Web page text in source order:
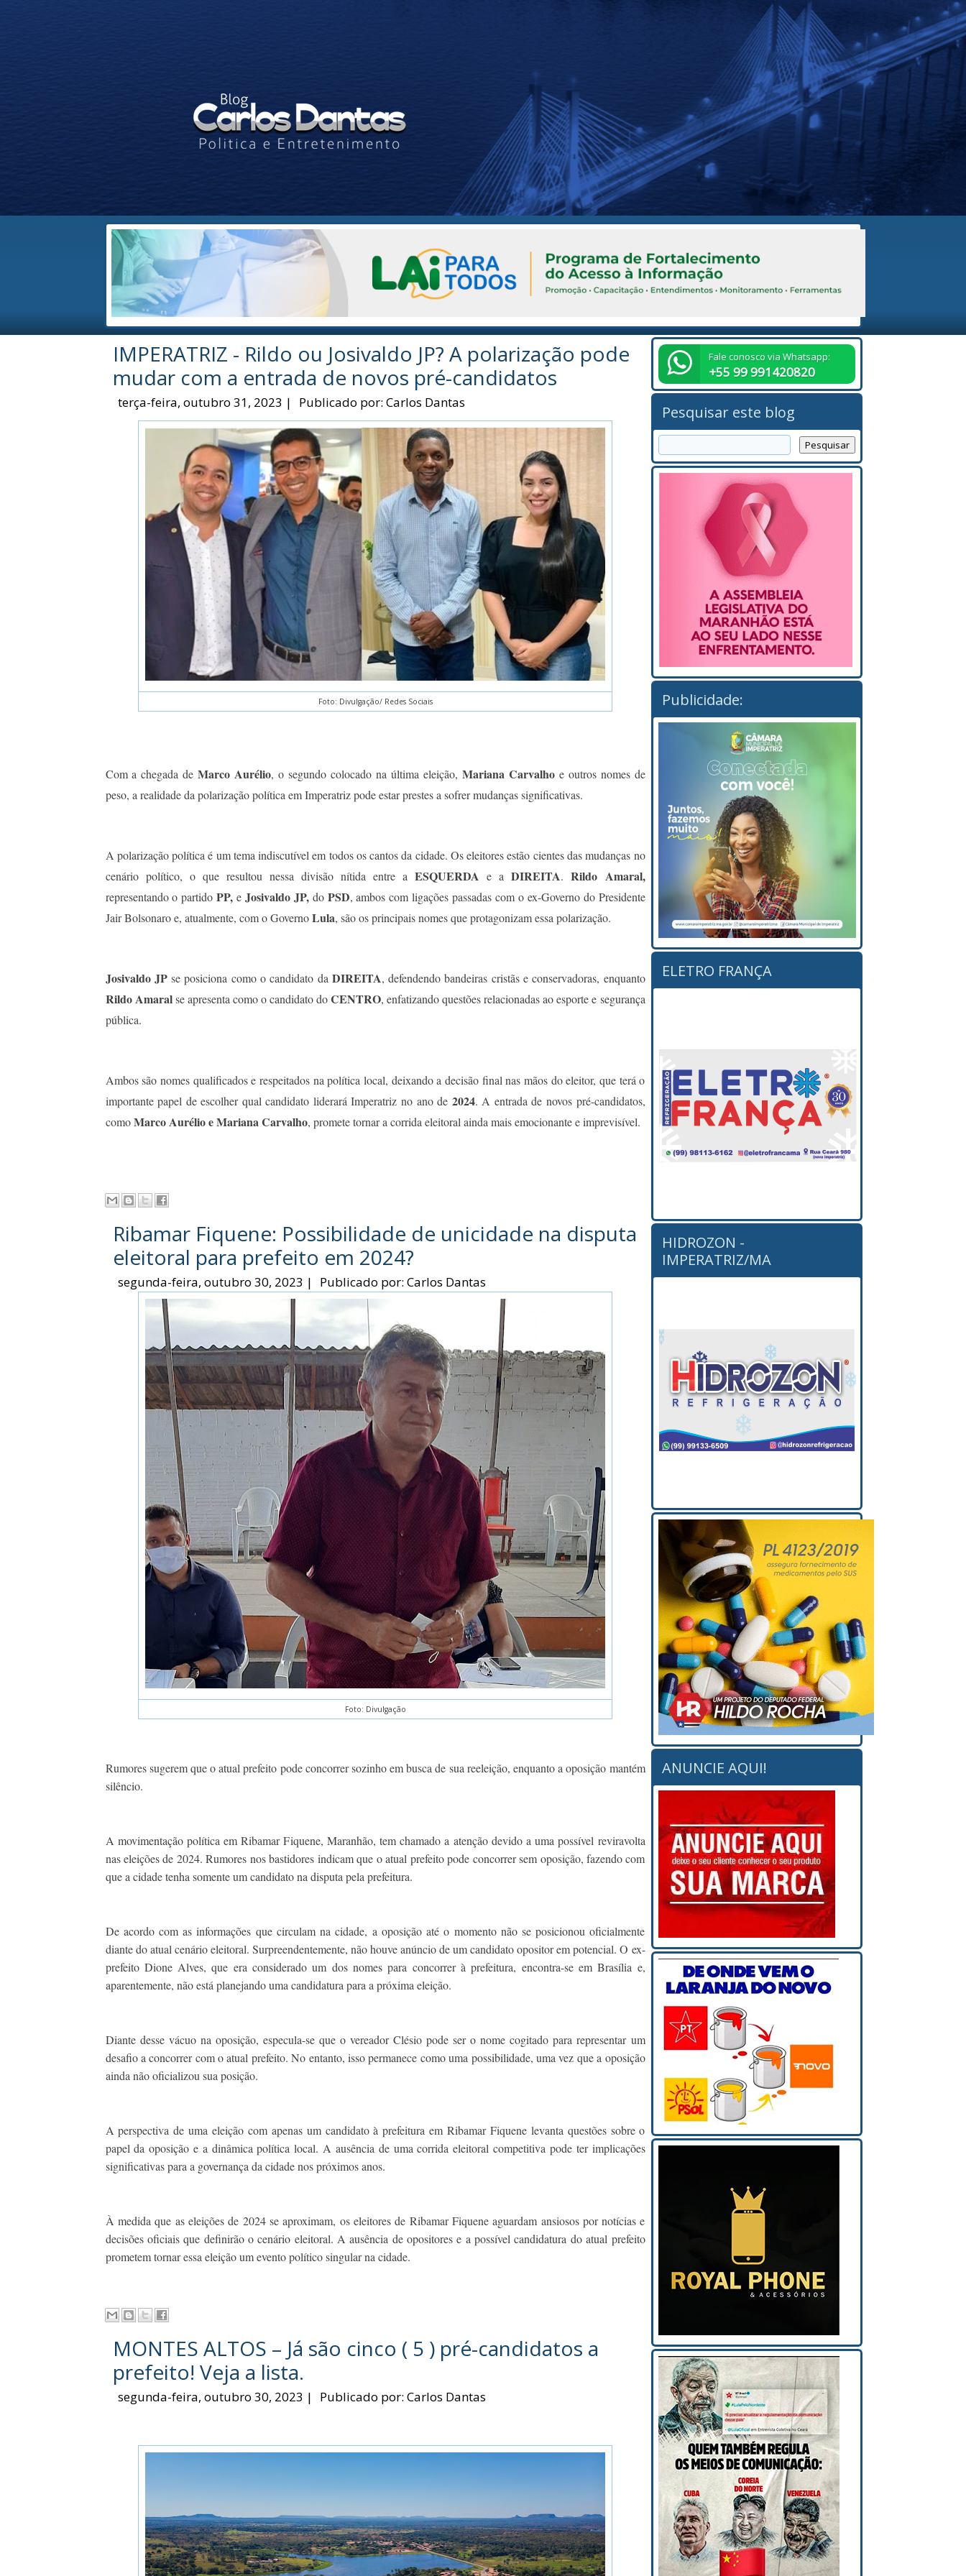
IMPERATRIZ - Rildo ou Josivaldo JP? A polarização pode
mudar com a entrada de novos pré-candidatos
terça-feira, outubro 31, 2023 | Publicado por: Carlos Dantas
Foto: Divulgação/ Redes Sociais
Com a chegada deMarco Aurélio, o segundo colocado na última eleição, Mariana Carvalhoe outros nomes de
peso, a realidade da polarização política em Imperatriz pode estar prestes a sofrer mudanças significativas.
A polarização política é um tema indiscutível em todos os cantos da cidade. Os eleitores estão cientes das mudanças no
cenário político, o que resultou nessa divisão nítida entre aESQUERDA e aDIREITA.Rildo Amaral,
representando o partidoPP,e Josivaldo JP,do PSD, ambos com ligações passadas com o ex-Governo do Presidente
Jair Bolsonaro e, atualmente, com o GovernoLula, são os principais nomes que protagonizam essa polarização.
Josivaldo JPse posiciona como o candidato da DIREITA, defendendo bandeiras cristãs e conservadoras, enquanto
Rildo Amaralse apresenta como o candidato doCENTRO, enfatizando questões relacionadas ao esporte e segurança
pública.
Ambos são nomes qualificados e respeitados na política local, deixando a decisão final nas mãos do eleitor, que terá o
importante papel de escolher qual candidato liderará Imperatriz no ano de 2024. A entrada de novos pré-candidatos,
comoMarco Aurélio e Mariana Carvalho, promete tornar a corrida eleitoral ainda mais emocionante e imprevisível.
Ribamar Fiquene: Possibilidade de unicidade na disputa
eleitoral para prefeito em 2024?
segunda-feira, outubro 30, 2023 | Publicado por: Carlos Dantas
Foto: Divulgação
Rumores sugerem que o atual prefeito pode concorrer sozinho em busca de sua reeleição, enquanto a oposição mantém
silêncio.
A movimentação política em Ribamar Fiquene, Maranhão, tem chamado a atenção devido a uma possível reviravolta
nas eleições de 2024. Rumores nos bastidores indicam que o atual prefeito pode concorrer sem oposição, fazendo com
que a cidade tenha somente um candidato na disputa pela prefeitura.
De acordo com as informações que circulam na cidade, a oposição até o momento não se posicionou oficialmente
diante do atual cenário eleitoral. Surpreendentemente, não houve anúncio de um candidato opositor em potencial. O ex-
prefeito Dione Alves, que era considerado um dos nomes para concorrer à prefeitura, encontra-se em Brasília e,
aparentemente, não está planejando uma candidatura para a próxima eleição.
Diante desse vácuo na oposição, especula-se que o vereador Clésio pode ser o nome cogitado para representar um
desafio a concorrer com o atual prefeito. No entanto, isso permanece como uma possibilidade, uma vez que a oposição
ainda não oficializou sua posição.
A perspectiva de uma eleição com apenas um candidato à prefeitura em Ribamar Fiquene levanta questões sobre o
papel da oposição e a dinâmica política local. A ausência de uma corrida eleitoral competitiva pode ter implicações
significativas para a governança da cidade nos próximos anos.
À medida que as eleições de 2024 se aproximam, os eleitores de Ribamar Fiquene aguardam ansiosos por notícias e
decisões oficiais que definirão o cenário eleitoral. A ausência de opositores e a possível candidatura do atual prefeito
prometem tornar essa eleição um evento político singular na cidade.
MONTES ALTOS – Já são cinco ( 5 ) pré-candidatos a
prefeito! Veja a lista.
segunda-feira, outubro 30, 2023 | Publicado por: Carlos Dantas
Fale conosco via Whatsapp:
+55 99 991420820
Pesquisar este blog
Publicidade:
ELETRO FRANÇA
HIDROZON -
IMPERATRIZ/MA
ANUNCIE AQUI!